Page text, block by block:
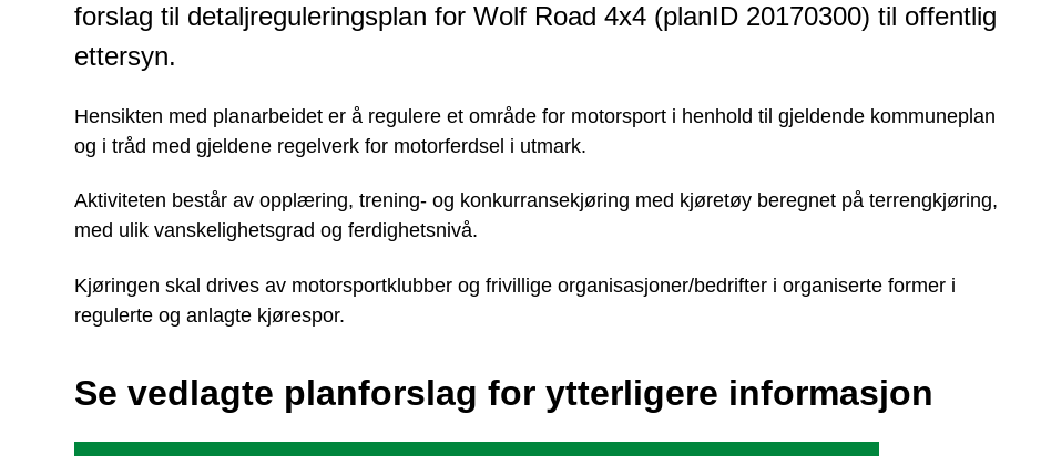
forslag til detaljreguleringsplan for Wolf Road 4x4 (planID 20170300) til offentlig
ettersyn.
Hensikten med planarbeidet er å regulere et område for motorsport i henhold til gjeldende kommuneplan
og i tråd med gjeldene regelverk for motorferdsel i utmark.
Aktiviteten består av opplæring, trening- og konkurransekjøring med kjøretøy beregnet på terrengkjøring,
med ulik vanskelighetsgrad og ferdighetsnivå.
Kjøringen skal drives av motorsportklubber og frivillige organisasjoner/bedrifter i organiserte former i
regulerte og anlagte kjørespor.
Se vedlagte planforslag for ytterligere informasjon